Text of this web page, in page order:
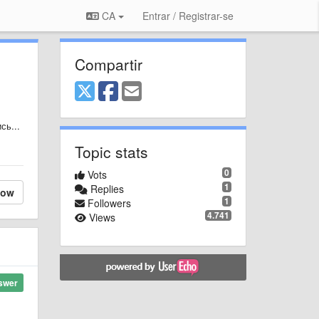
CA Entrar / Registrar-se
Compartir
Topic stats
0
Vots
1
Replies
1
Followers
4.741
Views